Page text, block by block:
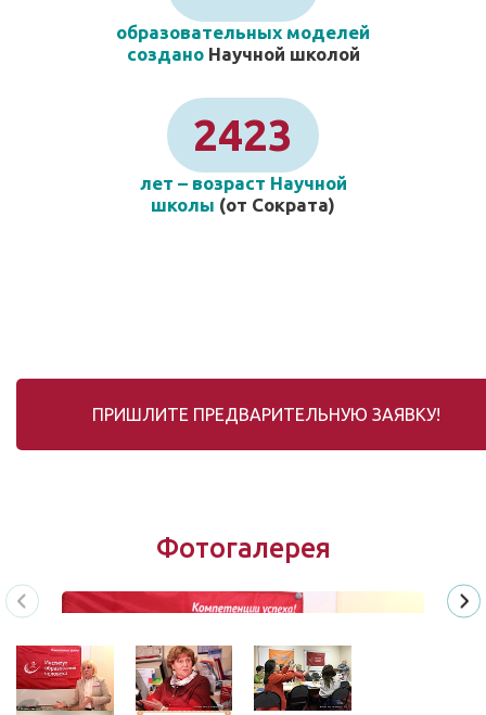
образовательных моделей
создано Научной школой
2423
лет – возраст Научной
школы (от Сократа)
ПРИШЛИТЕ ПРЕДВАРИТЕЛЬНУЮ ЗАЯВКУ!
Фотогалерея